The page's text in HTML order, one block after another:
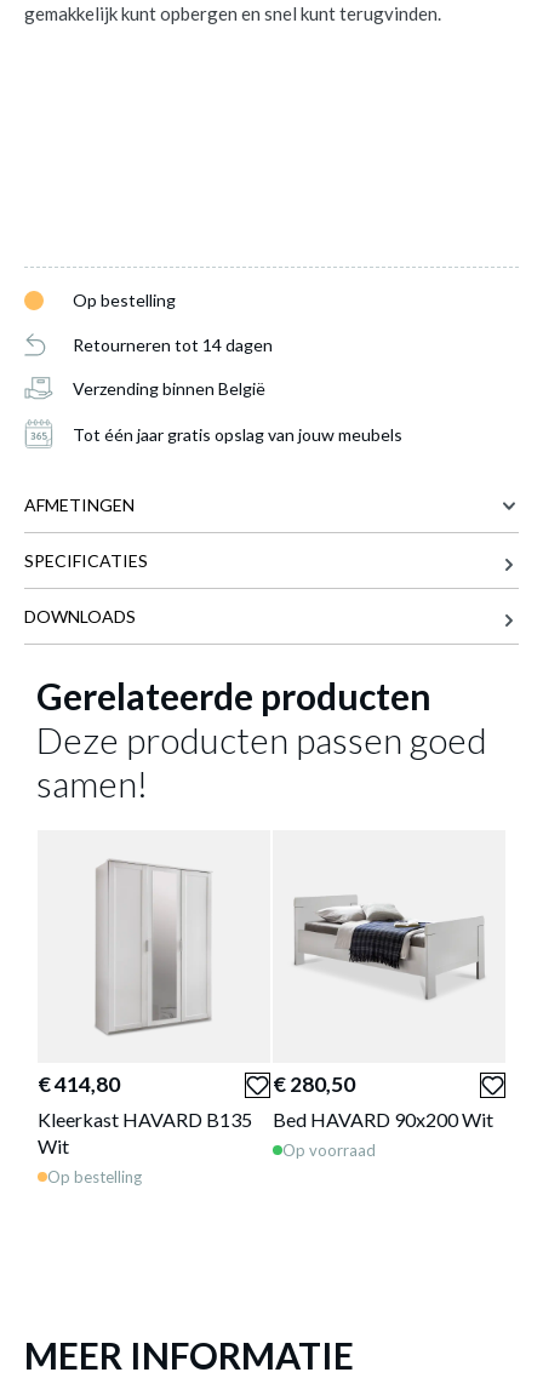
gemakkelijk kunt opbergen en snel kunt terugvinden.
Op bestelling
Retourneren tot 14 dagen
Verzending binnen België
Tot één jaar gratis opslag van jouw meubels
AFMETINGEN
DIEPTE
HOOGTE 83 cm
GEWICHT
Meer afmetingen
SPECIFICATIES
DOWNLOADS
Gerelateerde producten
Deze producten passen goed
samen!
€ 414,80
Kleerkast HAVARD B135
Wit
Op bestelling
€ 280,50
Bed HAVARD 90x200 Wit
Op voorraad
MEER INFORMATIE
Commode HAVARD B81 Witis toegevoegd
aan je winkelmandje
COMMODE HAVARD B81 WIT
€ 147,90
Prijs per stuk, incl. btw en excl. verzendkosten
GA NAAR WINKELMANDJE of verder winkelen